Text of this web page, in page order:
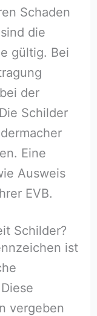
Schaden
die
gültig. Bei
der
Schilder
Eine
Ausweis
EVB.
Schilder?
ist
vergeben